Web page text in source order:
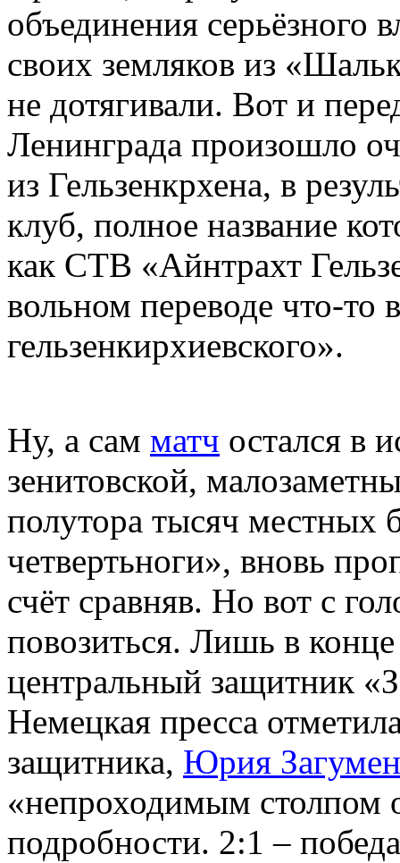
объединения серьёзного
своих земляков из
не дотягивали. Вот и
Ленинграда произошло
из Гельзенкрхена, в
клуб, полное название
как СТВ «Айнтрахт
вольном переводе что-то
гельзенкирхиевского».
Ну, а сам матч остался в
зенитовской,
полутора тысяч местных
четвертьноги», вновь
счёт сравняв. Но вот с
повозиться. Лишь в конце
центральный защитник
Немецкая пресса
защитника, Юрия
«непроходимым столпом
подробности. 2:1 –